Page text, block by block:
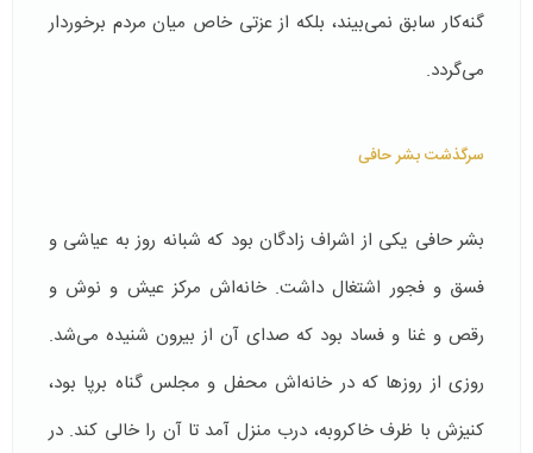
گنه‌کار سابق نمی‌بیند، بلکه از عزتی خاص میان مردم برخوردار
می‌گردد.
سرگذشت بشر حافی
بشر حافى یکى از اشراف زادگان بود که شبانه روز به عیاشى و
فسق و فجور اشتغال داشت. خانه‌اش مرکز عیش و نوش و
رقص و غنا و فساد بود که صداى آن از بیرون شنیده می‌شد.
روزى از روزها که در خانه‌اش محفل و مجلس گناه برپا بود،
کنیزش با ظرف خاکروبه، درب منزل آمد تا آن را خالى کند. در